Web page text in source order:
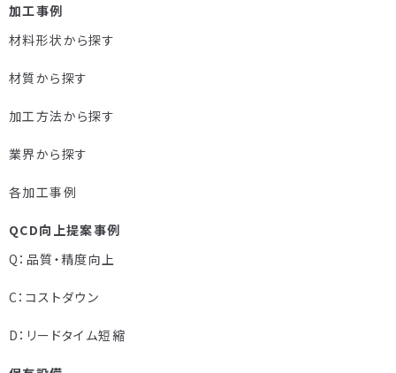
加工事例
材料形状から探す
材質から探す
加工方法から探す
業界から探す
各加工事例
QCD向上提案事例
Q：品質・精度向上
C：コストダウン
D：リードタイム短縮